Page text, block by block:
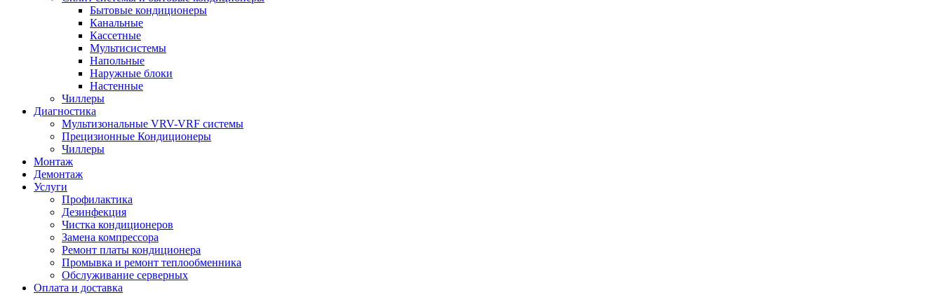
Бытовые кондиционеры
Канальные
Кассетные
Мультисистемы
Напольные
Наружные блоки
Настенные
Чиллеры
Диагностика
Мультизональные VRV-VRF системы
Прецизионные Кондиционеры
Чиллеры
Монтаж
Демонтаж
Услуги
Профилактика
Дезинфекция
Чистка кондиционеров
Замена компрессора
Ремонт платы кондиционера
Промывка и ремонт теплообменника
Обслуживание серверных
Оплата и доставка